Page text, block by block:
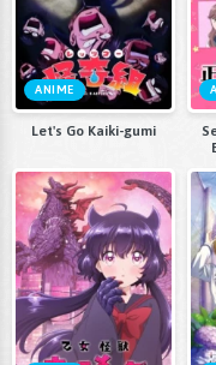
ANIME
Let's Go Kaiki-gumi